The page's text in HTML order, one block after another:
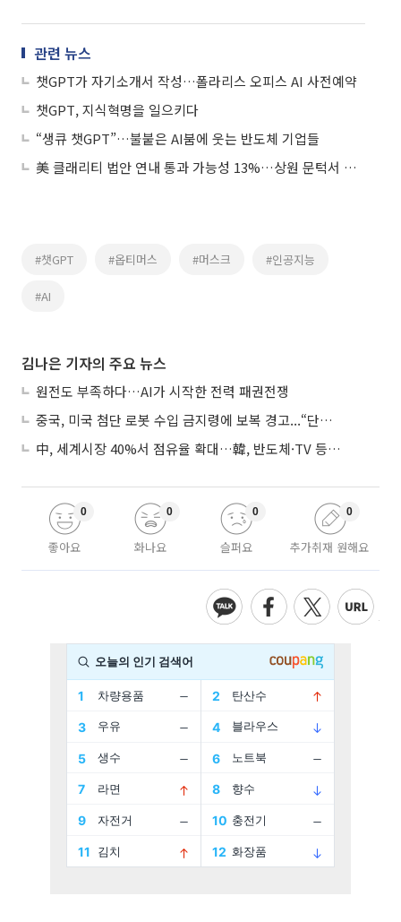
관련 뉴스
챗GPT가 자기소개서 작성…폴라리스 오피스 AI 사전예약
챗GPT, 지식혁명을 일으키다
“생큐 챗GPT”…불붙은 AI붐에 웃는 반도체 기업들
美 클래리티 법안 연내 통과 가능성 13%…상원 문턱서 제동
#챗GPT #옵티머스 #머스크 #인공지능
#AI
김나은 기자의 주요 뉴스
원전도 부족하다…AI가 시작한 전력 패권전쟁
중국, 미국 첨단 로봇 수입 금지령에 보복 경고...“단호히 대응”
中, 세계시장 40%서 점유율 확대…韓, 반도체·TV 등 4개 품목 1위
좋아요
0
화나요
0
슬퍼요
0
추가취재 원해요
0